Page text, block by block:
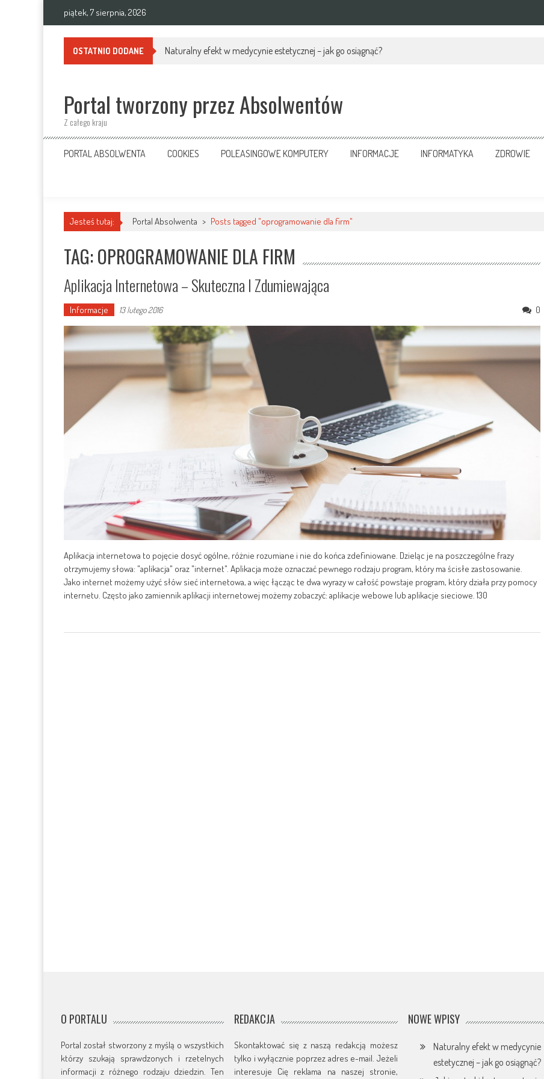
piątek, 7 sierpnia, 2026
OSTATNIO DODANE Naturalny efekt w medycynie estetycznej – jak go osiągnąć?
Portal tworzony przez Absolwentów
Z całego kraju
PORTAL ABSOLWENTA COOKIES POLEASINGOWE KOMPUTERY INFORMACJE INFORMATYKA ZDROWIE
Jesteś tutaj: Portal Absolwenta > Posts tagged "oprogramowanie dla firm"
TAG: OPROGRAMOWANIE DLA FIRM
Aplikacja Internetowa – Skuteczna I Zdumiewająca
Informacje 13 lutego 2016 0
Aplikacja internetowa to pojęcie dosyć ogólne, różnie rozumiane i nie do końca zdefiniowane. Dzieląc je na poszczególne frazy
otrzymujemy słowa: "aplikacja" oraz "internet". Aplikacja może oznaczać pewnego rodzaju program, który ma ścisłe zastosowanie.
Jako internet możemy użyć słów sieć internetowa, a więc łącząc te dwa wyrazy w całość powstaje program, który działa przy pomocy
internetu. Często jako zamiennik aplikacji internetowej możemy zobaczyć: aplikacje webowe lub aplikacje sieciowe. 130
O PORTALU
Portal został stworzony z myślą o wszystkich
którzy szukają sprawdzonych i rzetelnych
informacji z różnego rodzaju dziedzin. Ten
REDAKCJA
Skontaktować się z naszą redakcją możesz
tylko i wyłącznie poprzez adres e-mail. Jeżeli
interesuje Cię reklama na naszej stronie,
NOWE WPISY
Naturalny efekt w medycynie
estetycznej – jak go osiągnąć?